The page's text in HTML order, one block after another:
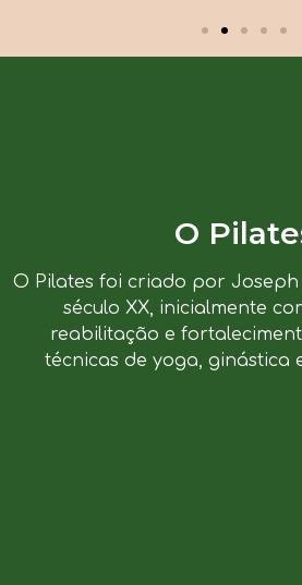
O
O Pilates foi criado por
século XX, inicialmente
reabilitação e
técnicas de yoga, ginástica